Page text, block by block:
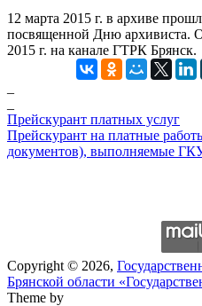
12 марта 2015 г. в архиве
посвященной Дню архивиста.
2015 г. на канале ГТРК Брянск.
Прейскурант платных услуг
Прейскурант на платные
документов), выполняемые
Copyright © 2026,
Брянской области
Theme by